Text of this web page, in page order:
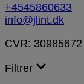
+4545860633
info@jlint.dk
CVR: 30985672
Filtrer